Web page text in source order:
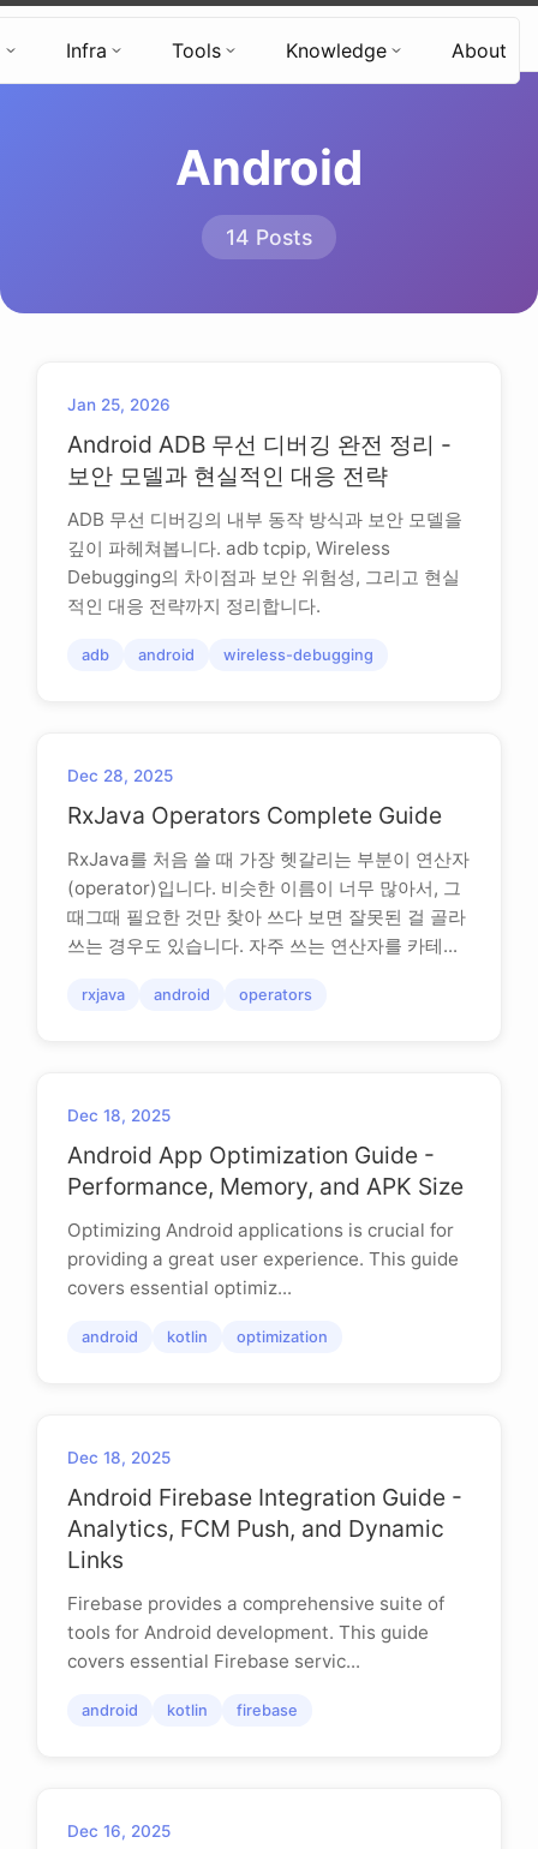
Hyun's Tech Blog
Infra Tools Knowledge About
Android
14 Posts
Jan 25, 2026
Android ADB 무선 디버깅 완전 정리 -
보안 모델과 현실적인 대응 전략
ADB 무선 디버깅의 내부 동작 방식과 보안 모델을
깊이 파헤쳐봅니다. adb tcpip, Wireless
Debugging의 차이점과 보안 위험성, 그리고 현실
적인 대응 전략까지 정리합니다.
adb android wireless-debugging
Dec 28, 2025
RxJava Operators Complete Guide
RxJava를 처음 쓸 때 가장 헷갈리는 부분이 연산자
(operator)입니다. 비슷한 이름이 너무 많아서, 그
때그때 필요한 것만 찾아 쓰다 보면 잘못된 걸 골라
쓰는 경우도 있습니다. 자주 쓰는 연산자를 카테...
rxjava android operators
Dec 18, 2025
Android App Optimization Guide -
Performance, Memory, and APK Size
Optimizing Android applications is crucial for
providing a great user experience. This guide
covers essential optimiz...
android kotlin optimization
Dec 18, 2025
Android Firebase Integration Guide -
Analytics, FCM Push, and Dynamic
Links
Firebase provides a comprehensive suite of
tools for Android development. This guide
covers essential Firebase servic...
android kotlin firebase
Dec 16, 2025